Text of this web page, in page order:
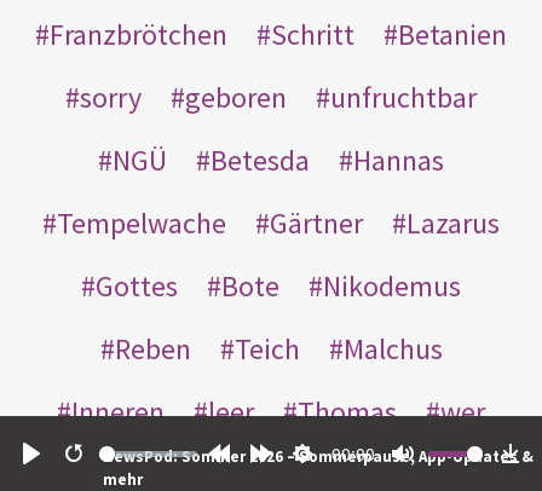
Restart
00:00
NewsPod: Sommer 2026 – Sommerpause, App-Updates &
mehr
Franzbrötchen
Schritt
Betanien
sorry
geboren
unfruchtbar
NGÜ
Betesda
Hannas
Tempelwache
Gärtner
Lazarus
Gottes
Bote
Nikodemus
Reben
Teich
Malchus
Inneren
leer Thomas
wer
einander
nachts weggeworfen